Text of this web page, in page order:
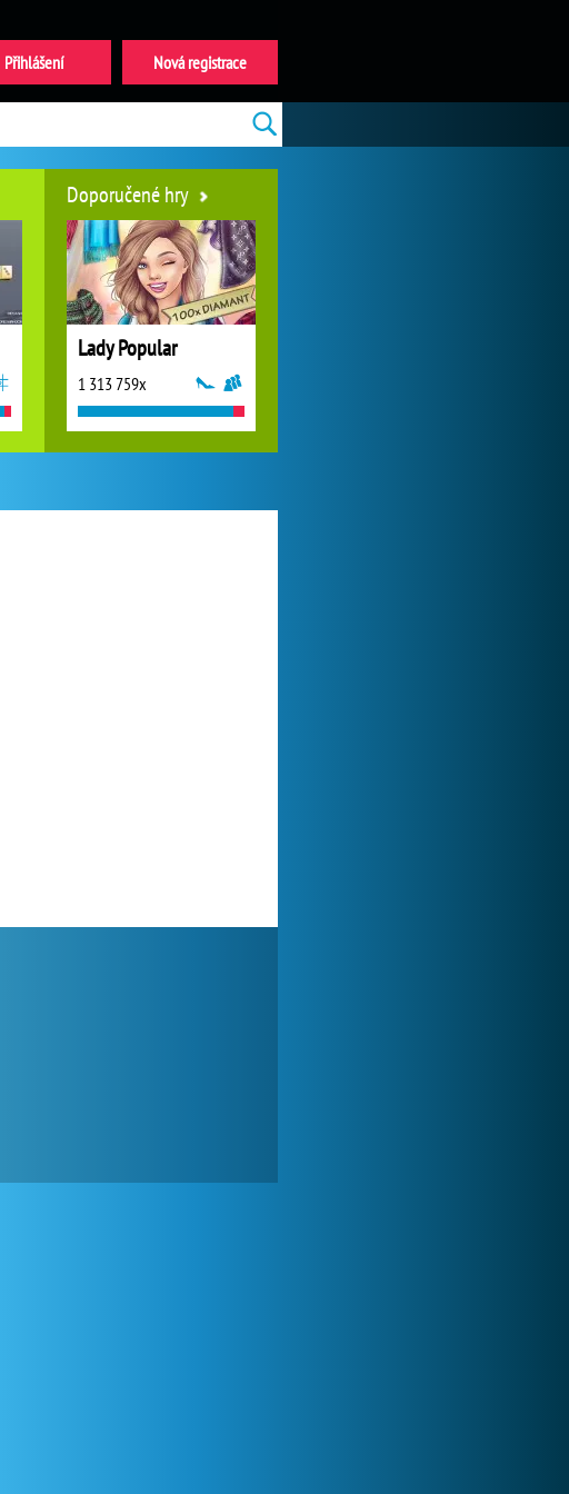
Doporučené hry
Lady Popular
1 313 759x
Nová registrace
Přihlášení